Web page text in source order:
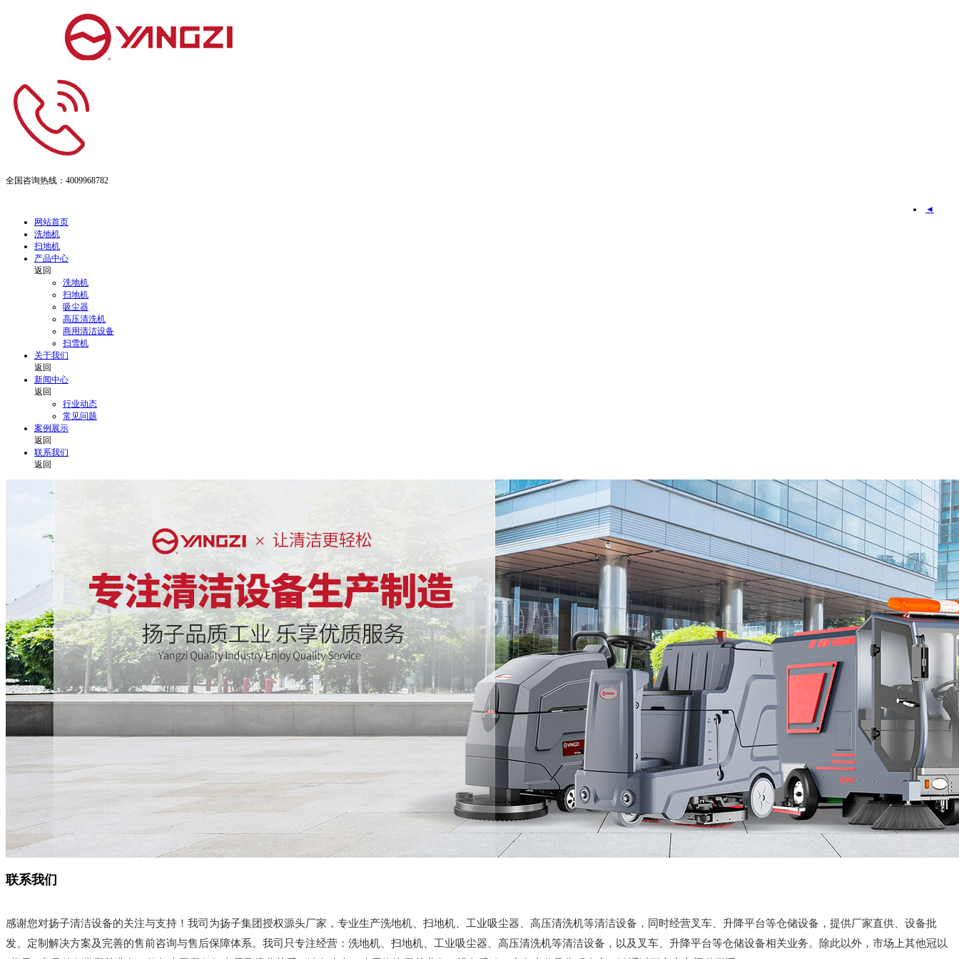
全国咨询热线： 4009968782
◄
网站首页
洗地机
扫地机
产品中心
返回
洗地机
扫地机
吸尘器
高压清洗机
商用清洁设备
扫雪机
关于我们
返回
新闻中心
返回
行业动态
常见问题
案例展示
返回
联系我们
返回
联系我们
感谢您对扬子清洁设备的关注与支持！我司为扬子集团授权源头厂家，专业生产洗地机、扫地机、工业吸尘器、高压清洗机等清洁设备，同时经营叉车、升降平台等仓储设备，提供厂家直供、设备批
发、定制解决方案及完善的售前咨询与售后保障体系。我司只专注经营：洗地机、扫地机、工业吸尘器、高压清洗机等清洁设备，以及叉车、升降平台等仓储设备相关业务。除此以外，市场上其他冠以